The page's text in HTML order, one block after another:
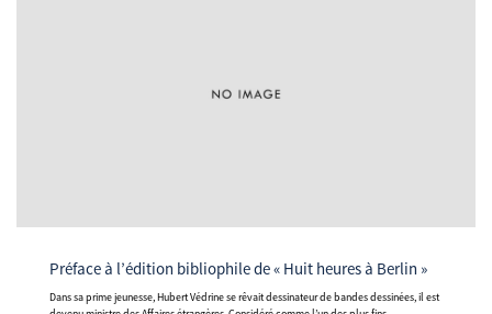
Préface à l’édition bibliophile de « Huit heures à Berlin »
Dans sa prime jeunesse, Hubert Védrine se rêvait dessinateur de bandes dessinées, il est